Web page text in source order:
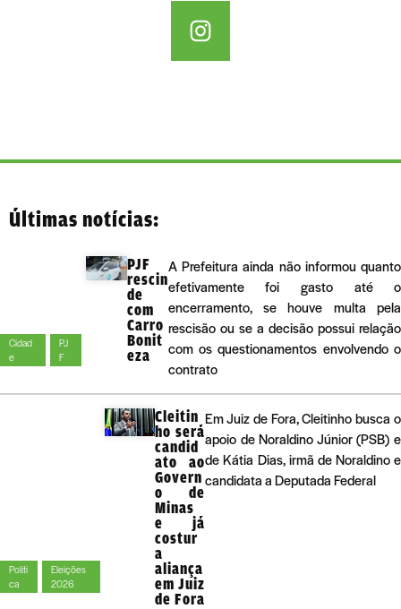
Últimas notícias:
Cidad
e
PJ
F
PJF
rescin
de
com
Carro
Bonit
eza
A Prefeitura ainda não informou quanto
efetivamente foi gasto até o
encerramento, se houve multa pela
rescisão ou se a decisão possui relação
com os questionamentos envolvendo o
contrato
Políti
ca
Eleições
2026
Cleitin
ho será
candid
ato ao
Govern
o de
Minas
e já
costur
a
aliança
em Juiz
de Fora
Em Juiz de Fora, Cleitinho busca o
apoio de Noraldino Júnior (PSB) e
de Kátia Dias, irmã de Noraldino e
candidata a Deputada Federal